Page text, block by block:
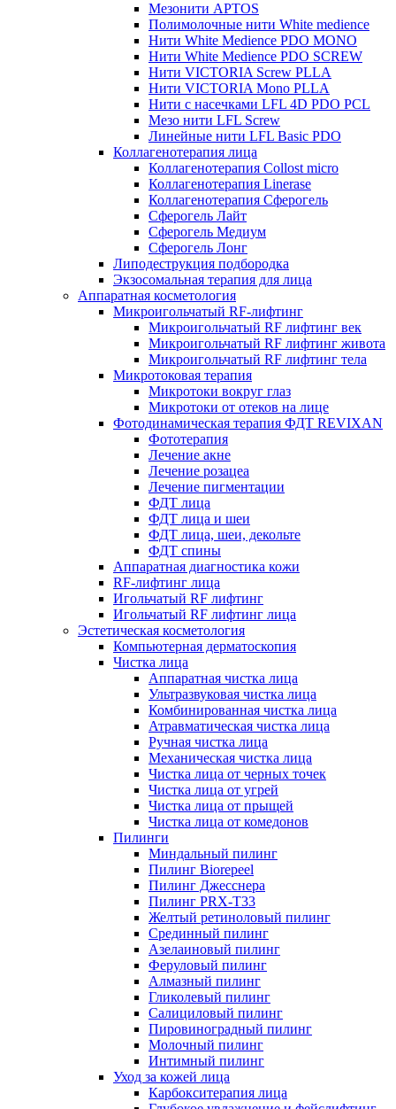
Мезонити APTOS
Полимолочные нити White medience
Нити White Medience PDO MONO
Нити White Medience PDO SCREW
Нити VICTORIA Screw PLLA
Нити VICTORIA Mono PLLA
Нити с насечками LFL 4D PDO PCL
Мезо нити LFL Screw
Линейные нити LFL Basic PDO
Коллагенотерапия лица
Коллагенотерапия Collost micro
Коллагенотерапия Linerase
Коллагенотерапия Сферогель
Сферогель Лайт
Сферогель Медиум
Сферогель Лонг
Липодеструкция подбородка
Экзосомальная терапия для лица
Аппаратная косметология
Микроигольчатый RF-лифтинг
Микроигольчатый RF лифтинг век
Микроигольчатый RF лифтинг живота
Микроигольчатый RF лифтинг тела
Микротоковая терапия
Микротоки вокруг глаз
Микротоки от отеков на лице
Фотодинамическая терапия ФДТ REVIXAN
Фототерапия
Лечение акне
Лечение розацеа
Лечение пигментации
ФДТ лица
ФДТ лица и шеи
ФДТ лица, шеи, декольте
ФДТ спины
Аппаратная диагностика кожи
RF-лифтинг лица
Игольчатый RF лифтинг
Игольчатый RF лифтинг лица
Эстетическая косметология
Компьютерная дерматоскопия
Чистка лица
Аппаратная чистка лица
Ультразвуковая чистка лица
Комбинированная чистка лица
Атравматическая чистка лица
Ручная чистка лица
Механическая чистка лица
Чистка лица от черных точек
Чистка лица от угрей
Чистка лица от прыщей
Чистка лица от комедонов
Пилинги
Миндальный пилинг
Пилинг Biorepeel
Пилинг Джесснера
Пилинг PRX-T33
Желтый ретиноловый пилинг
Срединный пилинг
Азелаиновый пилинг
Феруловый пилинг
Алмазный пилинг
Гликолевый пилинг
Салициловый пилинг
Пировиноградный пилинг
Молочный пилинг
Интимный пилинг
Уход за кожей лица
Карбокситерапия лица